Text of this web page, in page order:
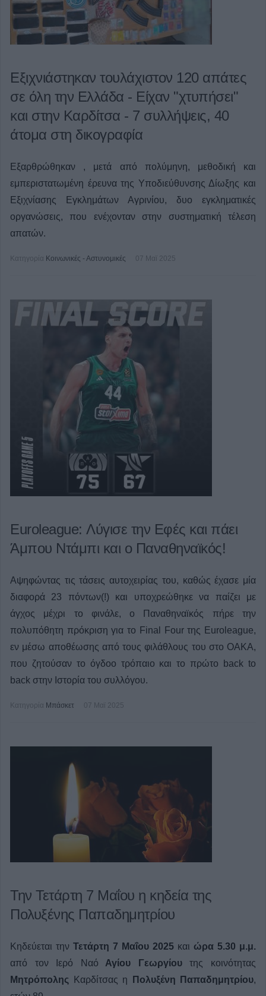
Εξιχνιάστηκαν τουλάχιστον 120 απάτες
σε όλη την Ελλάδα - Είχαν "χτυπήσει"
και στην Καρδίτσα - 7 συλλήψεις, 40
άτομα στη δικογραφία
Εξαρθρώθηκαν , μετά από πολύμηνη, μεθοδική και
εμπεριστατωμένη έρευνα της Υποδιεύθυνσης Δίωξης και
Εξιχνίασης Εγκλημάτων Αγρινίου, δυο εγκληματικές
οργανώσεις, που ενέχονταν στην συστηματική τέλεση
απατών.
Κατηγορία Κοινωνικές - Αστυνομικές 07 Μαϊ 2025
Euroleague: Λύγισε την Εφές και πάει
Άμπου Ντάμπι και ο Παναθηναϊκός!
Αψηφώντας τις τάσεις αυτοχειρίας του, καθώς έχασε μία
διαφορά 23 πόντων(!) και υποχρεώθηκε να παίζει με
άγχος μέχρι το φινάλε, ο Παναθηναϊκός πήρε την
πολυπόθητη πρόκριση για το Final Four της Euroleague,
εν μέσω αποθέωσης από τους φιλάθλους του στο ΟΑΚΑ,
που ζητούσαν το όγδοο τρόπαιο και το πρώτο back to
back στην Ιστορία του συλλόγου.
Κατηγορία Μπάσκετ 07 Μαϊ 2025
Την Τετάρτη 7 Μαΐου η κηδεία της
Πολυξένης Παπαδημητρίου
Κηδεύεται την Τετάρτη 7 Μαΐου 2025 και ώρα 5.30 μ.μ.
από τον Ιερό Ναό Αγίου Γεωργίουτης κοινότητας
Μητρόπολης Καρδίτσας η Πολυξένη Παπαδημητρίου,